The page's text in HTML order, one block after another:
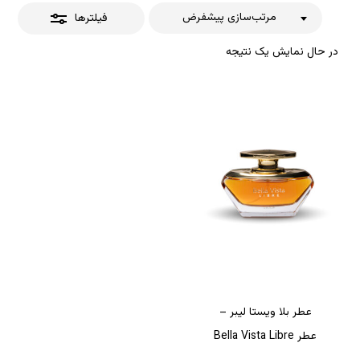
فیلترها
در حال نمایش یک نتیجه
مرتب‌سازی پیشفرض
عطر بلا ویستا لیبر –
عطر Bella Vista Libre